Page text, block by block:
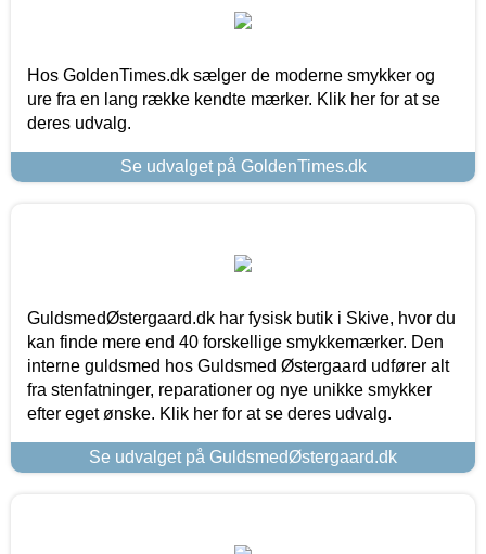
Hos GoldenTimes.dk sælger de moderne smykker og
ure fra en lang række kendte mærker. Klik her for at se
deres udvalg.
Se udvalget på GoldenTimes.dk
GuldsmedØstergaard.dk har fysisk butik i Skive, hvor du
kan finde mere end 40 forskellige smykkemærker. Den
interne guldsmed hos Guldsmed Østergaard udfører alt
fra stenfatninger, reparationer og nye unikke smykker
efter eget ønske. Klik her for at se deres udvalg.
Se udvalget på GuldsmedØstergaard.dk